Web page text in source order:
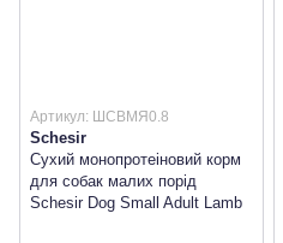
Артикул: ШСВМЯ0.8
Schesir
Сухий монопротеіновий корм
для собак малих порід
Schesir Dog Small Adult Lamb